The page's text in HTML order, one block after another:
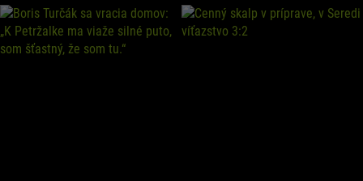
Rizničom